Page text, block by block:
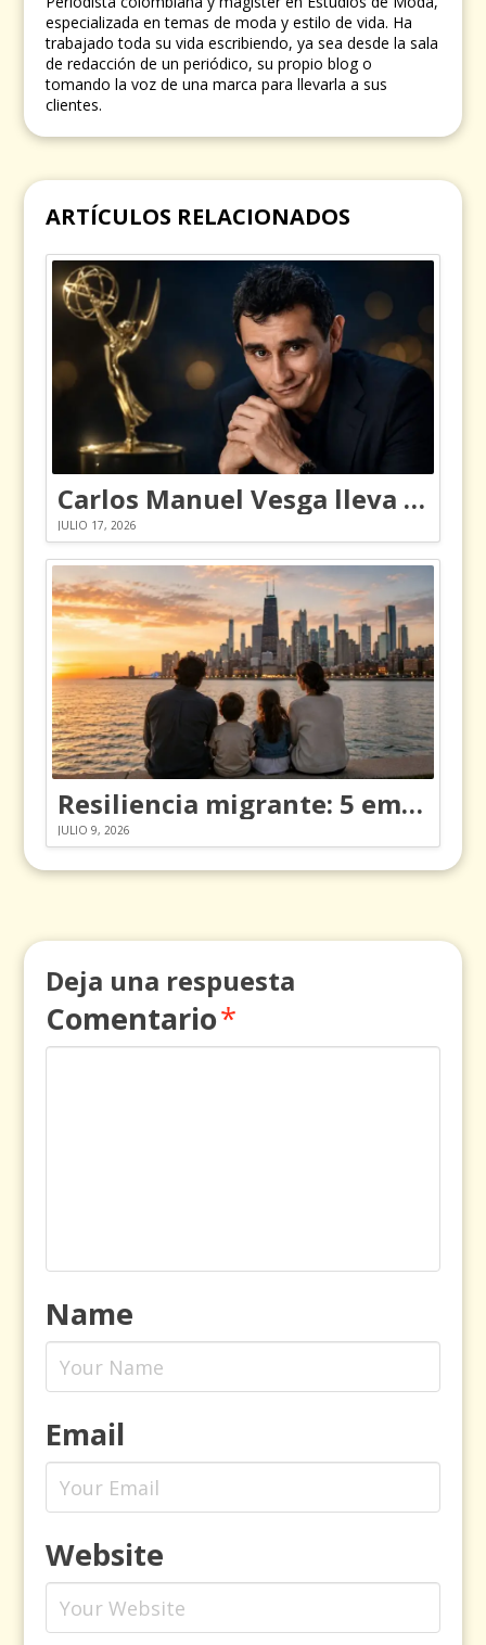
especializada en temas de moda y estilo de vida. Ha
trabajado toda su vida escribiendo, ya sea desde la sala
de redacción de un periódico, su propio blog o
tomando la voz de una marca para llevarla a sus
clientes.
ARTÍCULOS RELACIONADOS
Carlos Manuel Vesga lleva el nombre de Colombia a los Emmy
JULIO 17, 2026
Resiliencia migrante: 5 emociones y cómo gestionarlas
JULIO 9, 2026
Deja una respuesta
Comentario*
Name
Email
Website